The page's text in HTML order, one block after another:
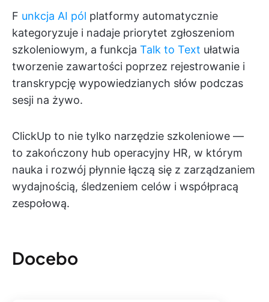
F unkcja AI pól platformy automatycznie
kategoryzuje i nadaje priorytet zgłoszeniom
szkoleniowym, a funkcja Talk to Text ułatwia
tworzenie zawartości poprzez rejestrowanie i
transkrypcję wypowiedzianych słów podczas
sesji na żywo.
ClickUp to nie tylko narzędzie szkoleniowe —
to zakończony hub operacyjny HR, w którym
nauka i rozwój płynnie łączą się z zarządzaniem
wydajnością, śledzeniem celów i współpracą
zespołową.
Docebo